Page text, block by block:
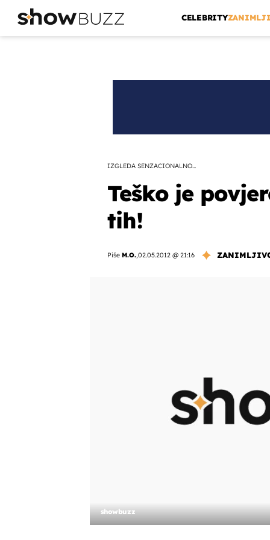
CELEBRITY
IZGLEDA SENZACIONALNO...
Teško je
tih!
Piše M.O.,02.05.2012 @ 21:16
showbuzz